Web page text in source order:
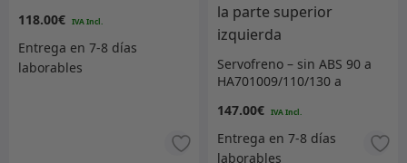
118.00€
Servofreno – sin ABS 90 a
HA701009/110/130 a
válvula antirretorno en la
parte superior izquierda
147.00€